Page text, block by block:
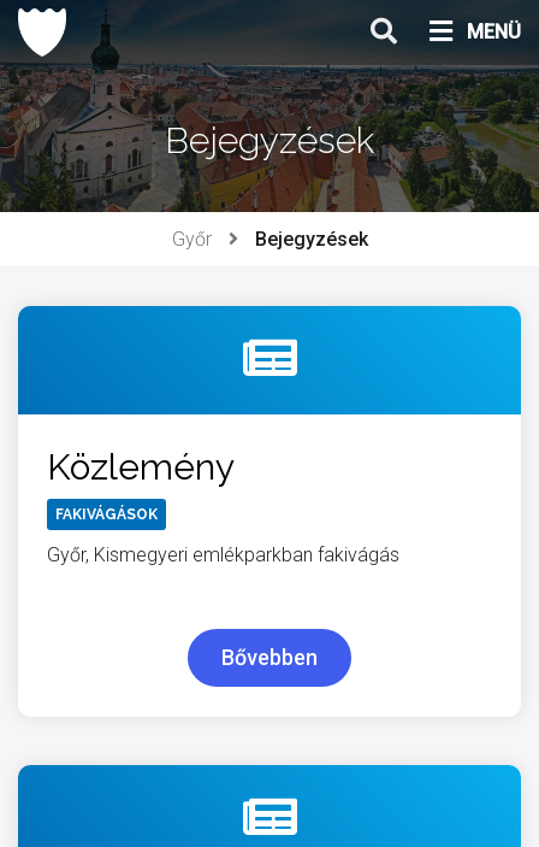
Ugrás
tartalomhoz
MENÜ
Bejegyzések
Győr Bejegyzések
Közlemény
FAKIVÁGÁSOK
Győr, Kismegyeri emlékparkban fakivágás
Bővebben